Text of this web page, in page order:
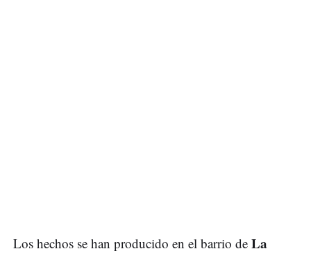
Los hechos se han producido en el barrio de La